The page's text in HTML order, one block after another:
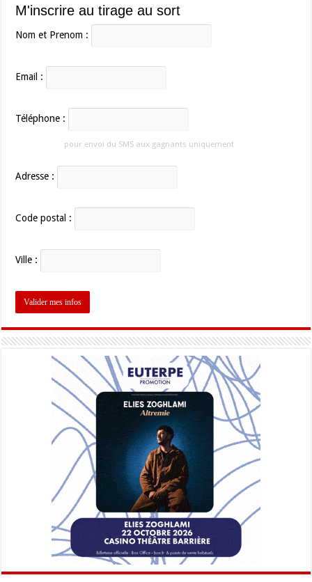
M'inscrire au tirage au sort
Nom et Prenom :
Email :
Téléphone :
pour envoi du SMS aux gagnants uniquement
Adresse :
Code postal :
Ville :